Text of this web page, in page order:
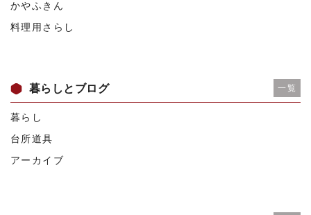
かやふきん
料理用さらし
暮らしとブログ 一覧
暮らし
台所道具
アーカイブ